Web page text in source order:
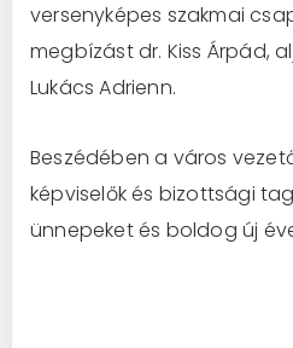
versenyképes szakmai
megbízást dr. Kiss Árpád,
Lukács Adrienn.
Beszédében a város
képviselők és bizottsági
ünnepeket és boldog új